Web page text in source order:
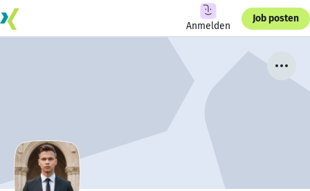
Anmelden
Job posten